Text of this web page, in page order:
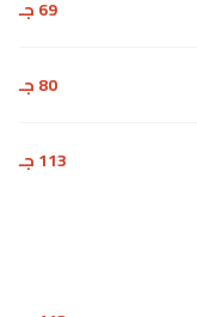
69 جـ
80 جـ
113 جـ